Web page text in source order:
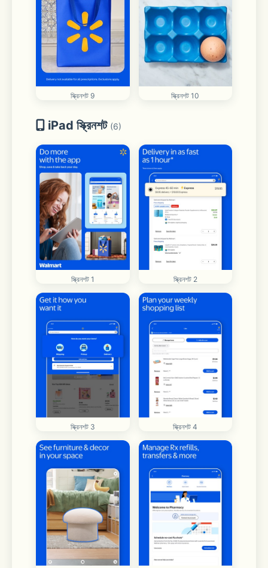
স্ক্রিনশট 9 স্ক্রিনশট 10
iPad স্ক্রিনশট (6)
স্ক্রিনশট 1 স্ক্রিনশট 2
স্ক্রিনশট 3 স্ক্রিনশট 4